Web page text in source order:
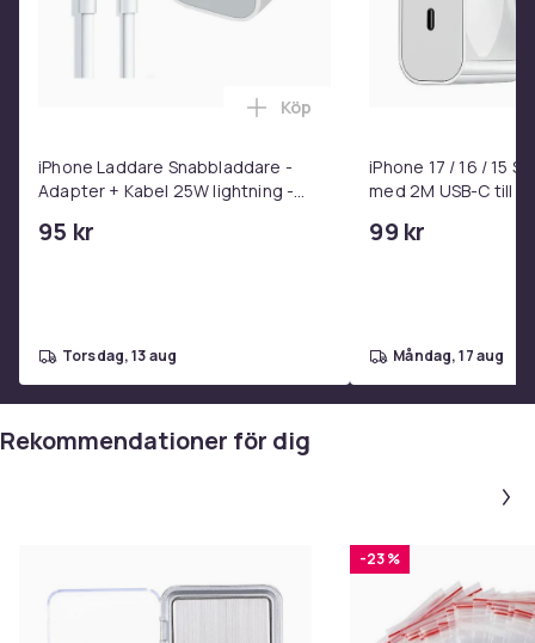
iPhone Laddare Snabbladdare -
Adapter + Kabel 25W lightning -
95 kr
Lägg till iPhone Laddare
Köp
torsdag, 13 aug
iPhone 17 / 16 / 15
med 2M USB-C till
99 kr
måndag, 17 aug
Rekommendationer för dig
-23 %